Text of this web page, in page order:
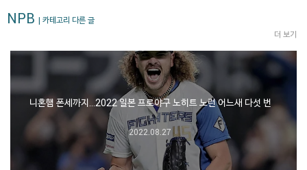
NPB | 카테고리 다른 글
더 보기
니혼햄 폰세까지…2022 일본 프로야구 노히트 노런 어느새 다섯 번
2022.08.27